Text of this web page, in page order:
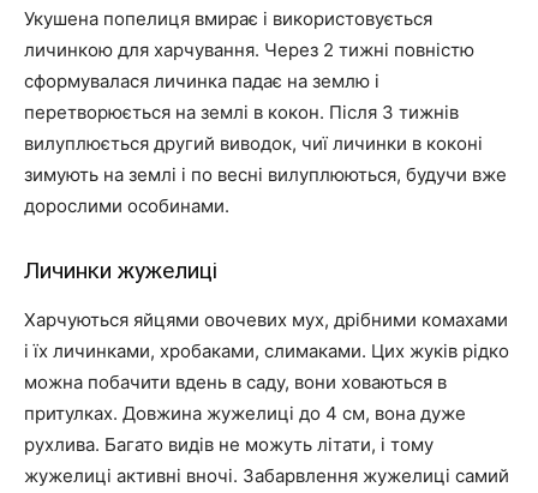
Укушена попелиця вмирає і використовується
личинкою для харчування. Через 2 тижні повністю
сформувалася личинка падає на землю і
перетворюється на землі в кокон. Після 3 тижнів
вилуплюється другий виводок, чиї личинки в коконі
зимують на землі і по весні вилуплюються, будучи вже
дорослими особинами.
Личинки жужелиці
Харчуються яйцями овочевих мух, дрібними комахами
і їх личинками, хробаками, слимаками. Цих жуків рідко
можна побачити вдень в саду, вони ховаються в
притулках. Довжина жужелиці до 4 см, вона дуже
рухлива. Багато видів не можуть літати, і тому
жужелиці активні вночі. Забарвлення жужелиці самий